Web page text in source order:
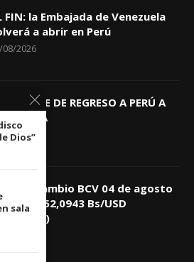
FIN: la Embajada de Venezuela
a abrir en Perú
08/2026
TRAE DE REGRESO A PERÚ A
08/2026
de Cambio BCV 04 de agosto
2026: 752,0943 Bs/USD
2026
Dios”
sala